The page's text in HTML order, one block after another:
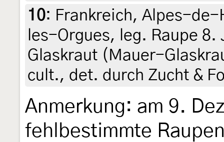
10: Frankreich, Alpes-
les-Orgues, leg. Raupe
Glaskraut (Mauer-
cult., det. durch Zucht &
Anmerkung: am 9.
fehlbestimmte